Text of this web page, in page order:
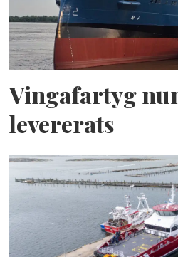
Vingafartyg
levererats